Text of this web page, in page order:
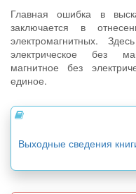
Главная ошибка в
заключается в
электромагнитных.
электрическое без
магнитное без
единое.
Выходные сведения